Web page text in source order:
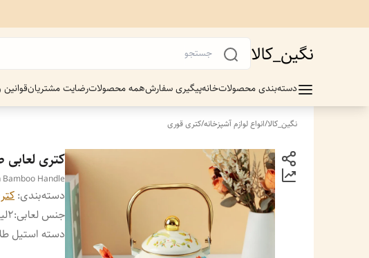
نگین_کالا
دسته‌بندی محصولاتخانهپیگیری سفارشهمه محصولاترضایت مشتریان
نگین_کالا/انواع لوازم آشپزخانه/کتری قوری
کتری لعابی
Handle
دسته‌بندی:
جنس لعابی:2لیتری
دسته استیل